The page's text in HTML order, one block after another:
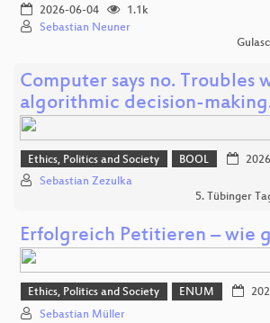
2026-06-04
1.1k
Sebastian Neuner
Computer says no. Troubles
algorithmic decision-
Ethics, Politics and Society BOOL
Sebastian Zezulka
5. Tübinger
Erfolgreich Petitieren – wie
Ethics, Politics and Society ENUM
Sebastian Müller